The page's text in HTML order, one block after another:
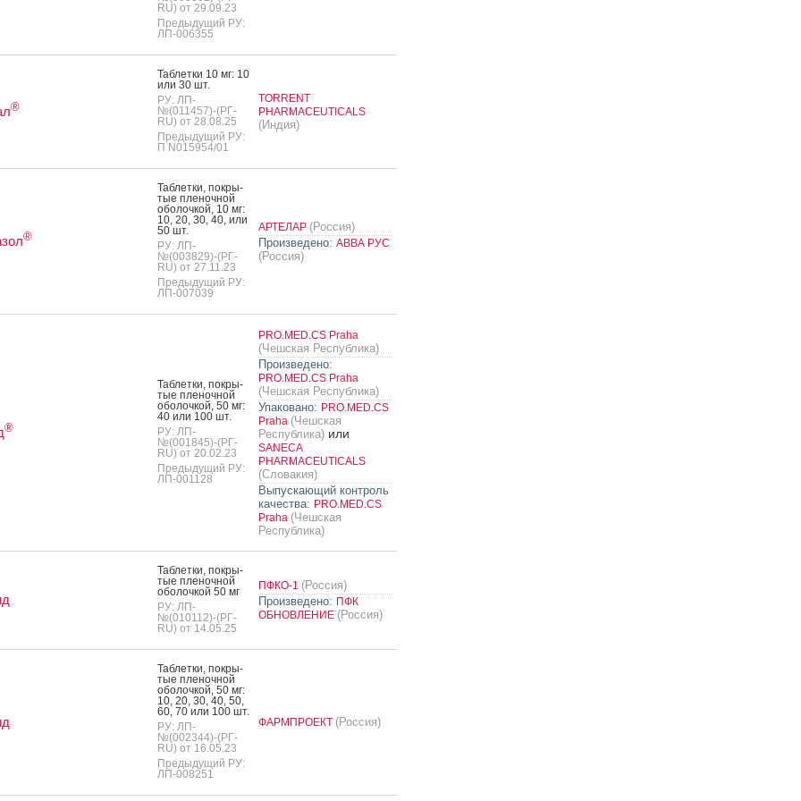
RU) от 29.09.23
Предыдущий РУ:
ЛП-006355
®
Таб­летки 10 мг: 10
или 30 шт.
РУ: ЛП-
№(011457)-(РГ-
RU) от 28.08.25
Предыдущий РУ:
П N015954/01
TORRENT
PHARMACEUTICALS
(Индия)
®
Таб­летки, пок­ры­
тые пле­ноч­ной
обо­лоч­кой, 10 мг:
10, 20, 30, 40, или
50 шт.
РУ: ЛП-
№(003829)-(РГ-
RU) от 27.11.23
Предыдущий РУ:
ЛП-007039
АРТЕЛАР (Россия)
Произведено: АВВА РУС
(Россия)
®
Таб­летки, пок­ры­
тые пле­ноч­ной
обо­лоч­кой, 50 мг:
40 или 100 шт.
РУ: ЛП-
№(001845)-(РГ-
RU) от 20.02.23
Предыдущий РУ:
ЛП-001128
PRO.MED.CS Praha
(Чешская Республика)
Произведено:
PRO.MED.CS Praha
(Чешская Республика)
Упаковано: PRO.MED.CS
Praha (Чешская
Республика)или
SANECA
PHARMACEUTICALS
(Словакия)
Выпускающий контроль
качества: PRO.MED.CS
Praha (Чешская
Республика)
Таб­летки, пок­ры­
тые пле­ноч­ной
обо­лоч­кой 50 мг
РУ: ЛП-
№(010112)-(РГ-
RU) от 14.05.25
ПФКО-1 (Россия)
Произведено: ПФК
ОБНОВЛЕНИЕ (Россия)
Таб­летки, пок­ры­
тые пле­ноч­ной
обо­лоч­кой, 50 мг:
10, 20, 30, 40, 50,
60, 70 или 100 шт.
РУ: ЛП-
№(002344)-(РГ-
RU) от 16.05.23
Предыдущий РУ:
ЛП-008251
ФАРМПРОЕКТ (Россия)